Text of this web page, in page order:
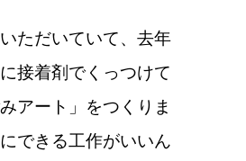
ただいていて、去年
接着剤でくっつけて
アート」をつくりま
できる工作がいいん